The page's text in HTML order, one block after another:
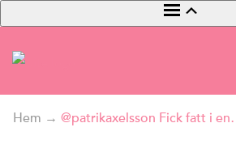
Hem → @patrikaxelsson Fick fatt i